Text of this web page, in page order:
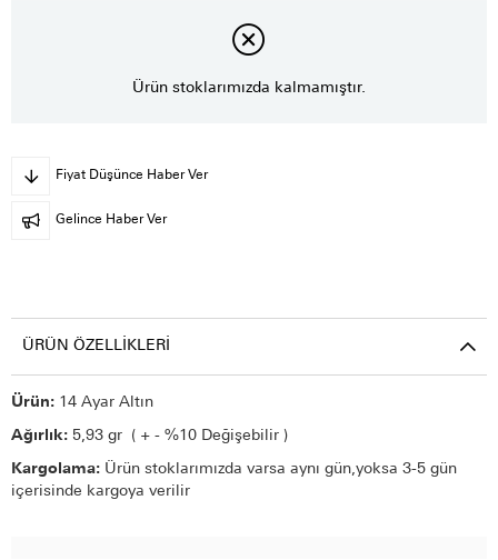
Ürün stoklarımızda kalmamıştır.
Fiyat Düşünce Haber Ver
Gelince Haber Ver
ÜRÜN ÖZELLIKLERI
Ürün: 14 Ayar Altın
Ağırlık: 5,93 gr ( + - %10 Değişebilir )
Kargolama: Ürün stoklarımızda varsa aynı gün,yoksa 3-5 gün
içerisinde kargoya verilir